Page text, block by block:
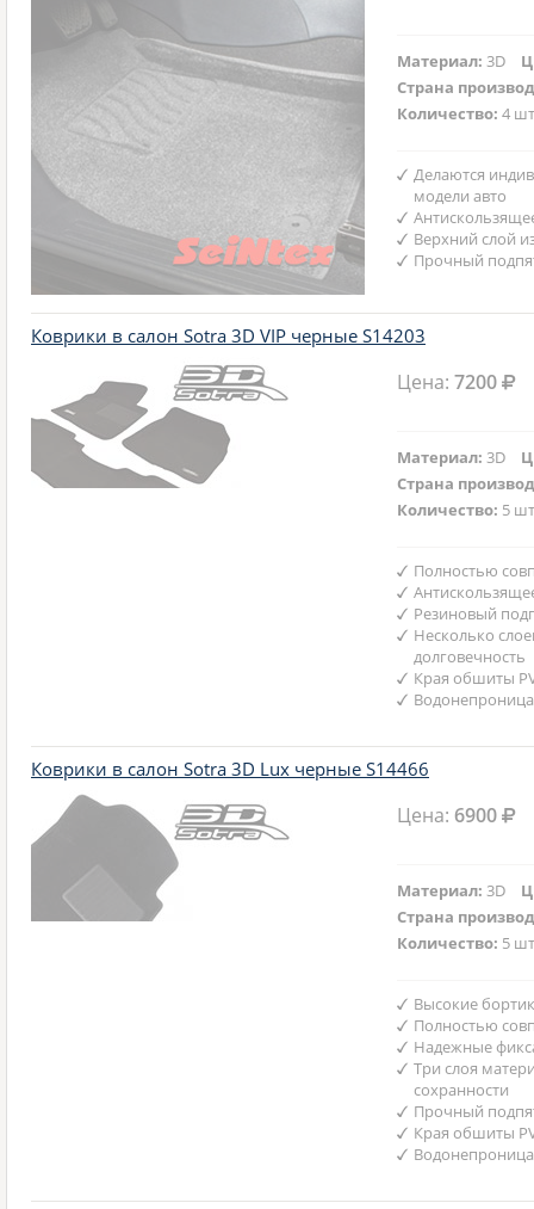
Материал:3D
Страна
Количество:4
Делаются
модели авто
Верхний слой
Прочный
Коврики в салон Sotra 3D VIP черные S14203
Цена:7200
Материал:3D
Страна
Количество: 5
Полностью
Резиновый
Несколько
долговечность
Края обшиты
Коврики в салон Sotra 3D Lux черные S14466
Цена:6900
Материал:3D
Страна
Количество: 5
Высокие
Полностью
Надежные
Три слоя
сохранности
Прочный
Края обшиты